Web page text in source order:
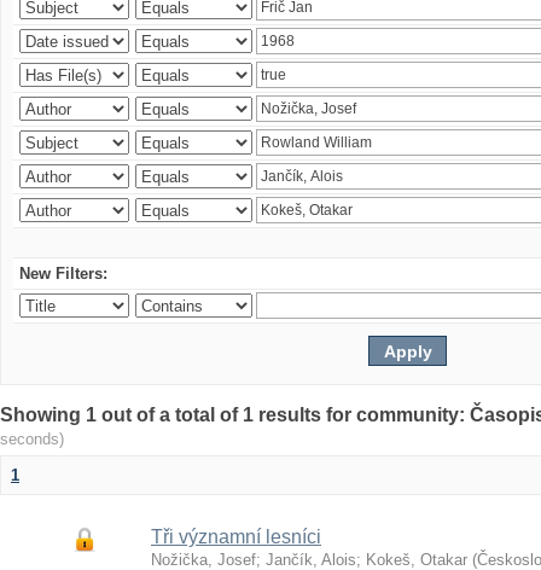
New Filters:
Showing 1 out of a total of 1 results for community:
seconds)
1
Tři významní lesníci
Nožička, Josef; Jančík, Alois; Kokeš, Otakar (